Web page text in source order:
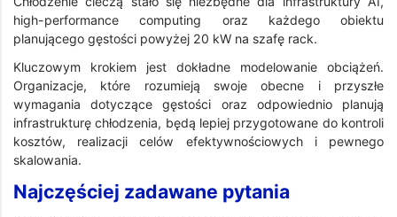
high-performance computing oraz każdego obiektu
planującego gęstości powyżej 20 kW na szafę rack.
Kluczowym krokiem jest dokładne modelowanie obciążeń.
Organizacje, które rozumieją swoje obecne i przyszłe
wymagania dotyczące gęstości oraz odpowiednio planują
infrastrukturę chłodzenia, będą lepiej przygotowane do kontroli
kosztów, realizacji celów efektywnościowych i pewnego
skalowania.
Najczęściej zadawane pytania